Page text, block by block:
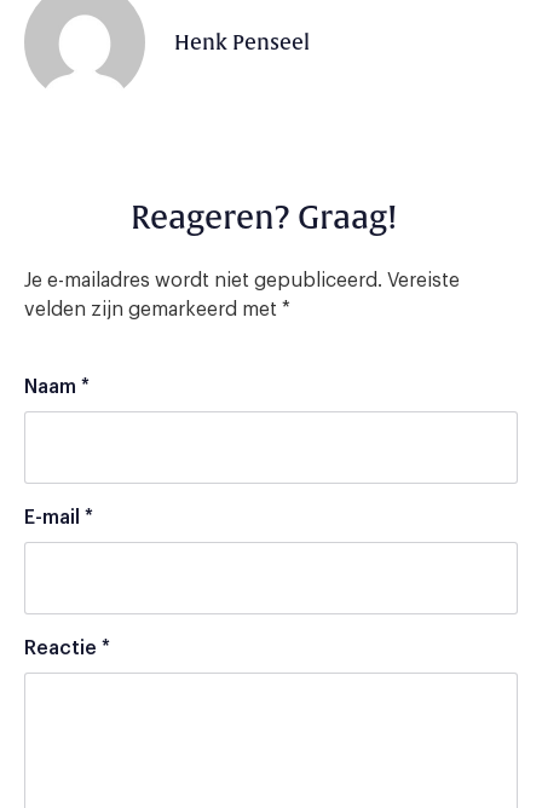
Henk Penseel
Reageren? Graag!
Je e-mailadres wordt niet gepubliceerd. Vereiste
velden zijn gemarkeerd met *
Naam *
E-mail *
Reactie *